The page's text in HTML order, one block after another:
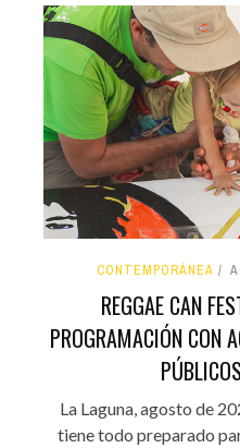
CONTEMPORÁNEA
REGGAE CAN
PROGRAMACIÓN CON
La Laguna, agosto de
tiene todo preparado